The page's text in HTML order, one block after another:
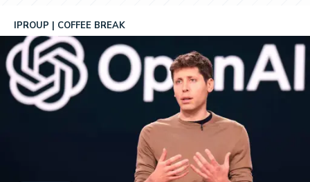
IPROUP COFFEE BREAK